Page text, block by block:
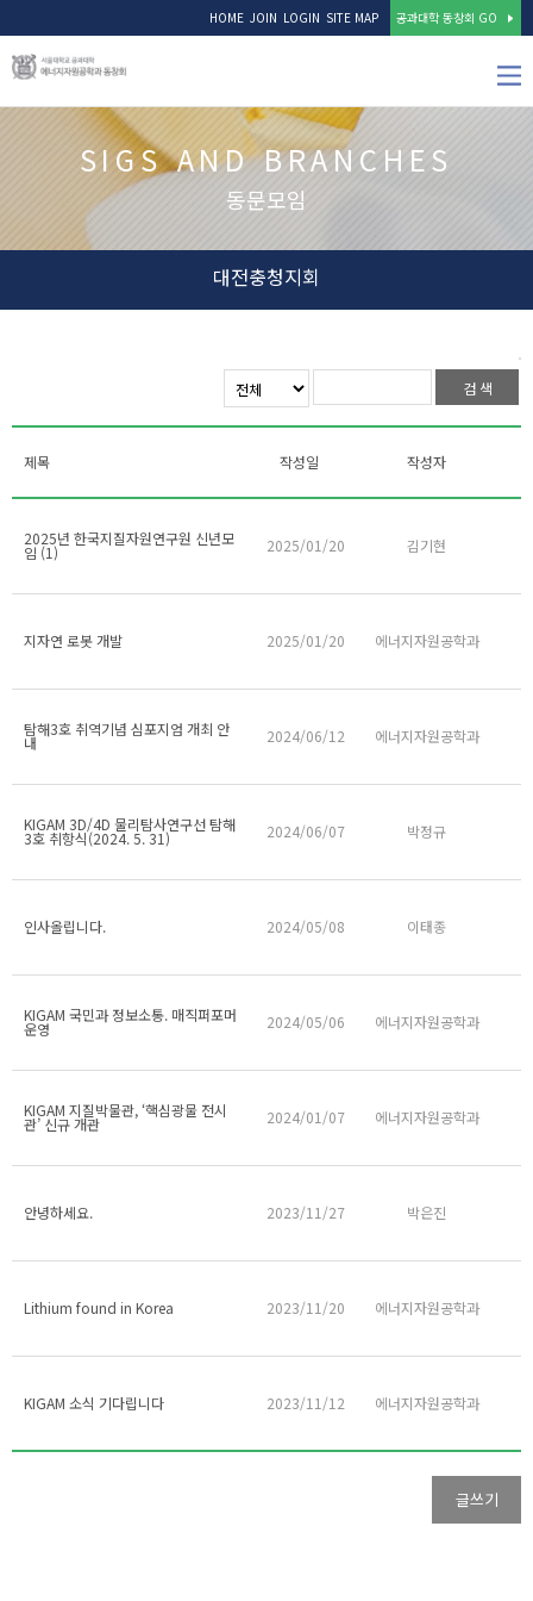
HOME JOIN LOGIN SITE MAP 공과대학 동창회 GO
SIGS AND BRANCHES
동문모임
대전충청지회
제목 작성일 작성자
2025년 한국지질자원연구원 신년모
임 (1) 2025/01/20 김기현
지자연 로봇 개발 2025/01/20 에너지자원공학과
탐해3호 취역기념 심포지엄 개최 안
내 2024/06/12 에너지자원공학과
KIGAM 3D/4D 물리탐사연구선 탐해
3호 취항식(2024. 5. 31) 2024/06/07 박정규
인사올립니다. 2024/05/08 이태종
KIGAM 국민과 정보소통. 매직퍼포머
운영 2024/05/06 에너지자원공학과
KIGAM 지질박물관, ‘핵심광물 전시
관’ 신규 개관 2024/01/07 에너지자원공학과
안녕하세요. 2023/11/27 박은진
Lithium found in Korea 2023/11/20 에너지자원공학과
KIGAM 소식 기다립니다 2023/11/12 에너지자원공학과
글쓰기